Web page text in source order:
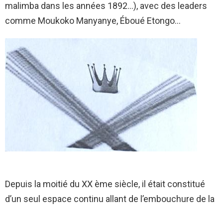
malimba dans les années 1892…), avec des leaders
comme Moukoko Manyanye, Éboué Etongo…
Depuis la moitié du XX ème siècle, il était constitué
d’un seul espace continu allant de l’embouchure de la